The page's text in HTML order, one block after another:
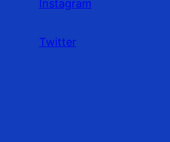
Instagram
Twitter